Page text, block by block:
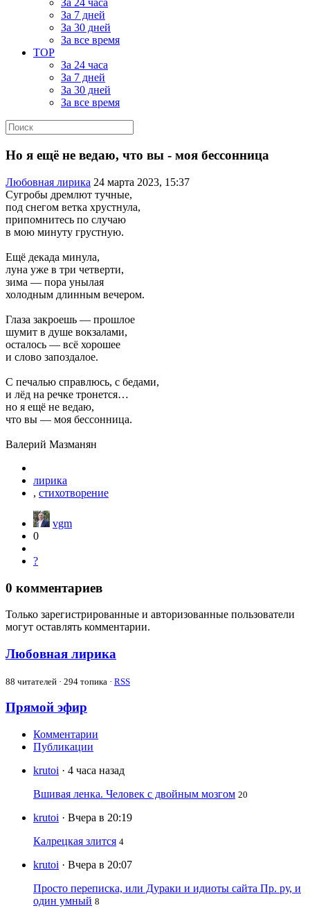
За 24 часа
За 7 дней
За 30 дней
За все время
TOP
За 24 часа
За 7 дней
За 30 дней
За все время
Но я ещё не ведаю, что вы - моя бессонница
Любовная лирика 24 марта 2023, 15:37
Сугробы дремлют тучные,
под снегом ветка хрустнула,
припомнитесь по случаю
в мою минуту грустную.
Ещё декада минула,
луна уже в три четверти,
зима — пора унылая
холодным длинным вечером.
Глаза закроешь — прошлое
шумит в душе вокзалами,
осталось — всё хорошее
и слово запоздалое.
С печалью справлюсь, с бедами,
и лёд на речке тронется…
но я ещё не ведаю,
что вы — моя бессонница.
Валерий Мазманян
лирика
, стихотворение
vgm
0
?
0 комментариев
Только зарегистрированные и авторизованные пользователи
могут оставлять комментарии.
Любовная лирика
88 читателей · 294 топика · RSS
Прямой эфир
Комментарии
Публикации
krutoi · 4 часа назад
Вшивая ленка. Человек с двойным мозгом 20
krutoi · Вчера в 20:19
Калрецкая злится 4
krutoi · Вчера в 20:07
Просто переписка, или Дураки и идиоты сайта Пр. ру, и
один умный 8